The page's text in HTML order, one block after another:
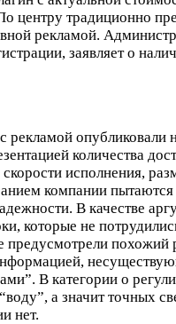
центру традиционно
рекламой.
заявляет о
рекламой опубликовали
количества
исполнения,
компании пытаются
В качестве
которые не
предусмотрели похожий
В категории о
а значит точных
нет.